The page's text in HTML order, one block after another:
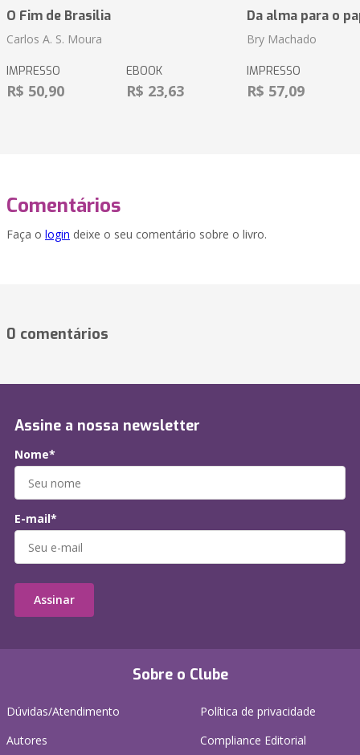
O Fim de Brasilia
Carlos A. S. Moura
IMPRESSO
R$ 50,90
EBOOK
R$ 23,63
Da alma para o
Bry Machado
IMPRESSO
R$ 57,09
Comentários
Faça o login deixe o seu comentário sobre o livro.
0 comentários
Sobre o Clube
Dúvidas/Atendimento
Autores
Política de privacidade
Compliance Editorial
Assine a nossa newsletter
Nome*
E-mail*
Assinar